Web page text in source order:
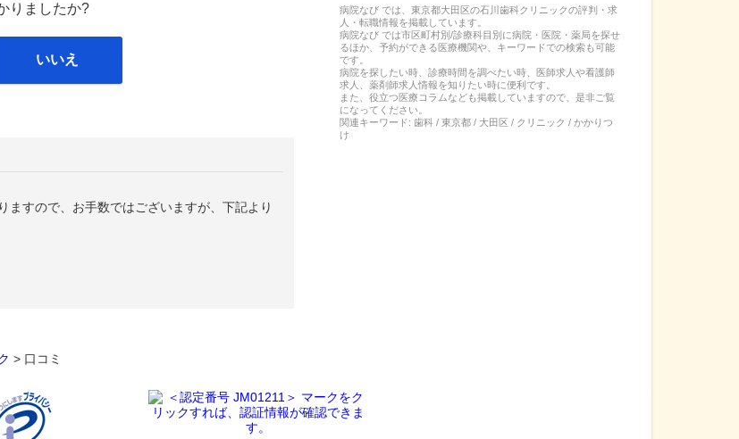
りましたか?
いいえ
ますので、お手数ではございますが、下記より
病院なび では、 東京都大田区の石川歯科クリニックの評判・求
人・転職情報を掲載しています。
病院なび では市区町村別/診療科目別に病院・医院・薬局を探せ
るほか、予約ができる医療機関や、キーワードでの検索も可能
です。
病院を探したい時、診療時間を調べたい時、医師求人や看護師
求人、薬剤師求人情報を知りたい時に便利です。
また、役立つ医療コラムなども掲載していますので、是非ご覧
になってください。
関連キーワード: 歯科 / 東京都 / 大田区 / クリニック / かかりつ
け
> 口コミ